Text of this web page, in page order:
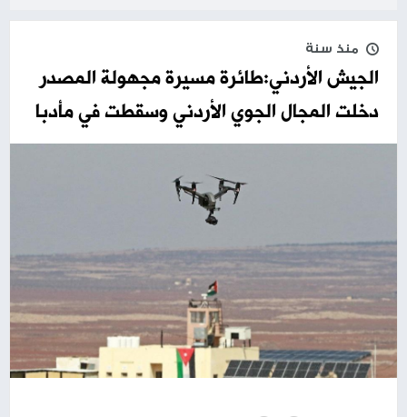
منذ سنة
الجيش الأردني:طائرة مسيرة مجهولة المصدر
دخلت المجال الجوي الأردني وسقطت في مأدبا